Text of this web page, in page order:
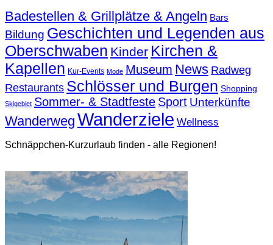
Badestellen & Grillplätze & Angeln Bars
Bildung Geschichten und Legenden aus
Oberschwaben Kinder Kirchen &
Kapellen Kur-Events Mode Museum News Radweg
Restaurants Schlösser und Burgen Shopping
Skigebiet Sommer- & Stadtfeste Sport Unterkünfte
Wanderweg Wanderziele Wellness
Schnäppchen-Kurzurlaub finden - alle Regionen!